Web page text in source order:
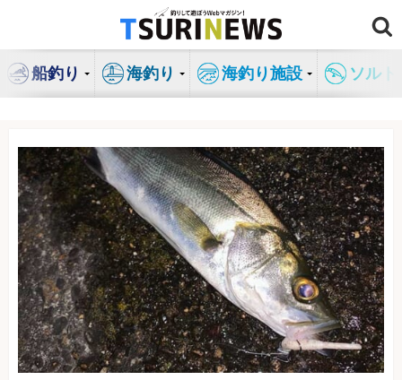
ン
船釣り 海釣り 海釣り施設 ソル